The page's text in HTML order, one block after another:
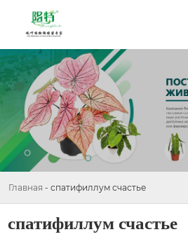
Главная - спатифиллум счастье
спатифиллум счастье